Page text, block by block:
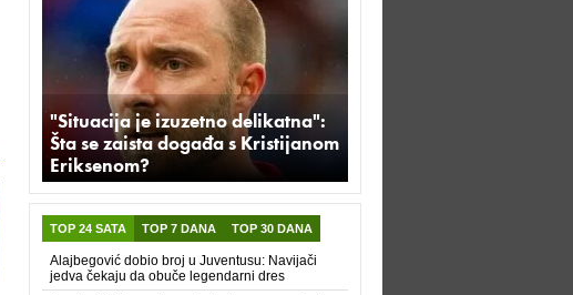
"Situacija je izuzetno delikatna":
Šta se zaista događa s Kristijanom
Eriksenom?
TOP 24 SATA TOP 7 DANA TOP 30 DANA
Alajbegović dobio broj u Juventusu: Navijači
jedva čekaju da obuče legendarni dres